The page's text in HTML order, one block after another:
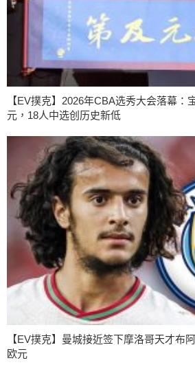
【EV撲克】2026年CBA选秀大会落幕：
元，18人中选创历史新低
【EV撲克】曼城接近签下摩洛哥天才布
欧元